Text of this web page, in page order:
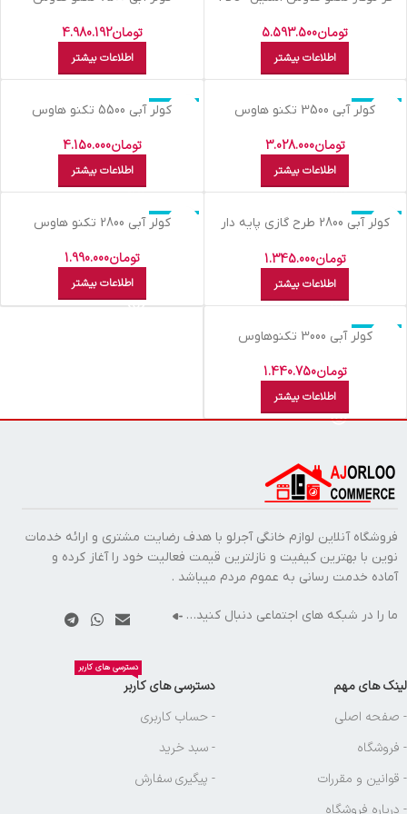
تومان5.593.500
اطلاعات بیشتر
تومان4.980.192
اطلاعات بیشتر
اتمام موجودیکولر آبي 3500 تکنو هاوس
تومان3.028.000
اطلاعات بیشتر
اتمام موجودیکولر آبي 5500 تکنو هاوس
تومان4.150.000
اطلاعات بیشتر
اتمام موجودی
کولر آبي 2800 طرح گازي پايه دار
تومان1.345.000
اطلاعات بیشتر
اتمام موجودیکولر آبي 2800 تکنو هاوس
تومان1.990.000
اطلاعات بیشتر
اتمام موجودیکولر آبي 3000 تکنوهاوس
تومان1.440.750
اطلاعات بیشتر
فروشگاه آنلاین لوازم خانگی آجرلو با هدف رضایت مشتری و ارائه خدمات
نوین با بهترین کیفیت و نازلترین قیمت فعالیت خود را آغاز کرده و
آماده خدمت رسانی به عموم مردم میباشد .
ما را در شبکه های اجتماعی دنبال کنید…
لینک های مهم
- صفحه اصلی
- فروشگاه
- قوانین و مقررات
- درباره فروشگاه
دسترسی های کاربر
دسترسی های کاربر
- حساب کاربری
- سبد خرید
- پیگیری سفارش